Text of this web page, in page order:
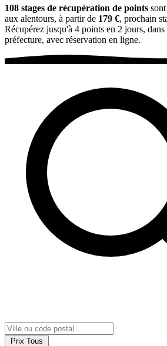
108 stages de récupération de points
aux alentours, à partir de 179 €, prochain
Récupérez jusqu'à 4 points en 2 jours, dans
préfecture, avec réservation en ligne.
Prix Tous